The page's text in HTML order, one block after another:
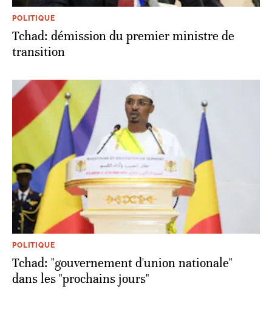
POLITIQUE
Tchad: démission du premier ministre de
transition
POLITIQUE
Tchad: "gouvernement d'union nationale"
dans les "prochains jours"